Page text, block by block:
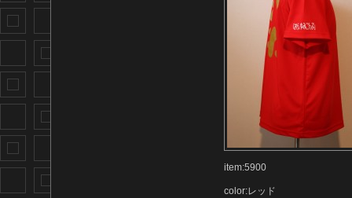
item:5900
color:レッド